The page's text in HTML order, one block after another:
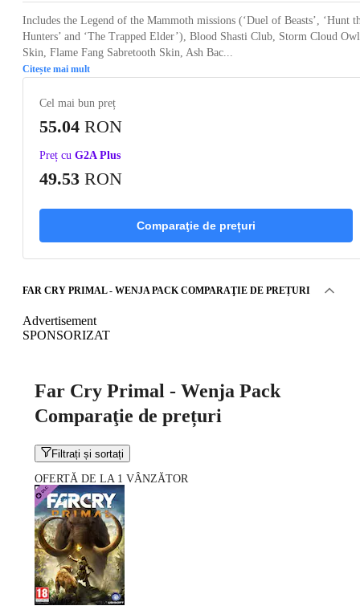
Includes the Legend of the Mammoth missions (‘Duel of Beasts’, ‘Hunt
Hunters’ and ‘The Trapped Elder’), Blood Shasti Club, Storm Cloud Owl
Skin, Flame Fang Sabretooth Skin, Ash Bac...
Citește mai mult
Cel mai bun preț
55.04 RON
Preț cu G2A Plus
49.53 RON
Comparaţie de prețuri
FAR CRY PRIMAL - WENJA PACK COMPARAŢIE DE PREȚURI
Advertisement
SPONSORIZAT
Far Cry Primal - Wenja Pack
Comparaţie de prețuri
Filtrați și sortați
OFERTĂ DE LA 1 VÂNZĂTOR